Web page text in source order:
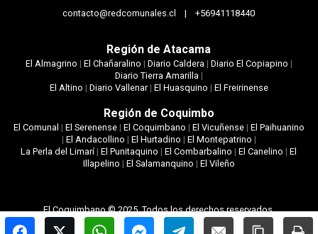
contacto@redcomunales.cl | +56941118440
Región de Atacama
El Almagrino | El Chañaralino | Diario Caldera| Diario El Copiapino |
Diario Tierra Amarilla|
El Altino | Diario Vallenar| El Huasquino | El Freirinense
Región de Coquimbo
El Comunal | El Serenense| El Coquimbano | El Vicuñense| El Paihuanino
| El Andacollino | El Hurtadino | El Montepatrino |
La Perla del Limarí|El Punitaquino |El Combarbalino |El Canelino |El
Illapelino | El Salamanquino | El Vileño
El Coquimbano © 2025. Todos los derechos reservados.